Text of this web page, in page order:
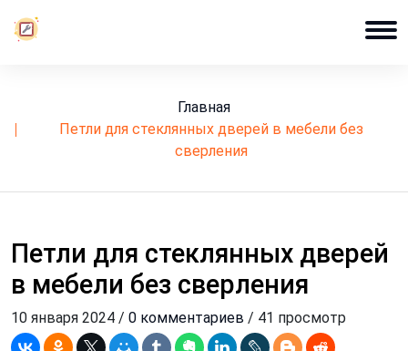
Главная
петли для стеклянных дверей в мебели без
сверления
Петли для стеклянных дверей
в мебели без сверления
10 января 2024 / 0 комментариев / 41 просмотр